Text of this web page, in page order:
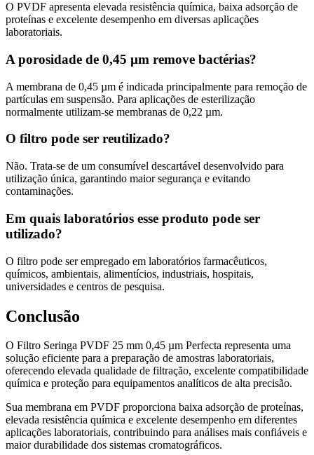
O PVDF apresenta elevada resistência química, baixa adsorção de
proteínas e excelente desempenho em diversas aplicações
laboratoriais.
A porosidade de 0,45 µm remove bactérias?
A membrana de 0,45 µm é indicada principalmente para remoção de
partículas em suspensão. Para aplicações de esterilização
normalmente utilizam-se membranas de 0,22 µm.
O filtro pode ser reutilizado?
Não. Trata-se de um consumível descartável desenvolvido para
utilização única, garantindo maior segurança e evitando
contaminações.
Em quais laboratórios esse produto pode ser
utilizado?
O filtro pode ser empregado em laboratórios farmacêuticos,
químicos, ambientais, alimentícios, industriais, hospitais,
universidades e centros de pesquisa.
Conclusão
O Filtro Seringa PVDF 25 mm 0,45 µm Perfecta representa uma
solução eficiente para a preparação de amostras laboratoriais,
oferecendo elevada qualidade de filtração, excelente compatibilidade
química e proteção para equipamentos analíticos de alta precisão.
Sua membrana em PVDF proporciona baixa adsorção de proteínas,
elevada resistência química e excelente desempenho em diferentes
aplicações laboratoriais, contribuindo para análises mais confiáveis e
maior durabilidade dos sistemas cromatográficos.